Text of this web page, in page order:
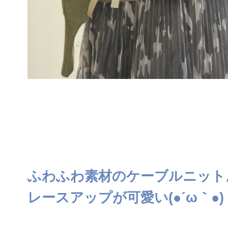
ふわふわ素材のケーブルニット
レースアップが可愛い(●´ω｀●)